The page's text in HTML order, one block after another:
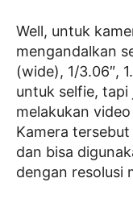
Well, untuk
mengandalkan
(wide), 1/3.06″,
untuk selfie, tapi
melakukan
Kamera
dan bisa
dengan resolusi